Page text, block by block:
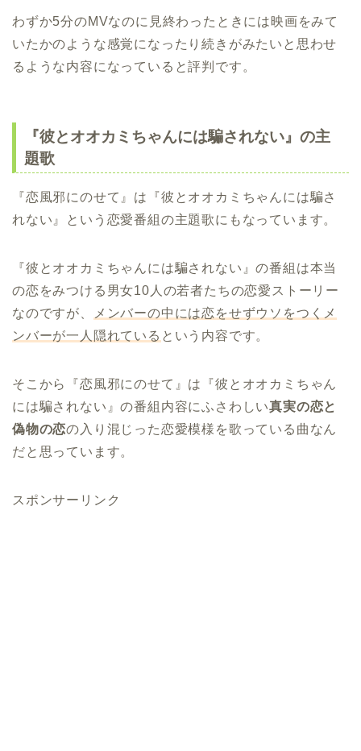
わずか5分のMVなのに見終わったときには映画をみて
いたかのような感覚になったり続きがみたいと思わせ
るような内容になっていると評判です。
『彼とオオカミちゃんには騙されない』の主
題歌
『恋風邪にのせて』は『彼とオオカミちゃんには騙さ
れない』という恋愛番組の主題歌にもなっています。
『彼とオオカミちゃんには騙されない』の番組は本当
の恋をみつける男女10人の若者たちの恋愛ストーリー
なのですが、
メンバーの中には恋をせずウソをつくメ
ンバーが一人隠れている という内容です。
そこから『恋風邪にのせて』は『彼とオオカミちゃん
には騙されない』の番組内容にふさわしい真実の恋と
偽物の恋の入り混じった恋愛模様を歌っている曲なん
だと思っています。
スポンサーリンク